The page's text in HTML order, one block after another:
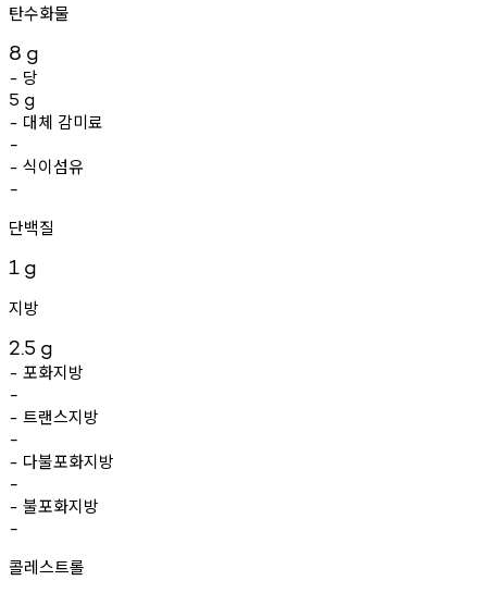
탄수화물
8 g
- 당
5 g
- 대체 감미료
-
- 식이섬유
-
단백질
1 g
지방
2.5 g
- 포화지방
-
- 트랜스지방
-
- 다불포화지방
-
- 불포화지방
-
콜레스트롤